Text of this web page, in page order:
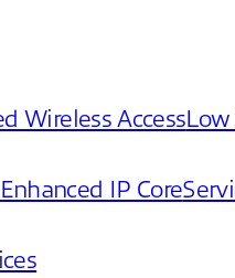
Wireless Access
Enhanced IP Core